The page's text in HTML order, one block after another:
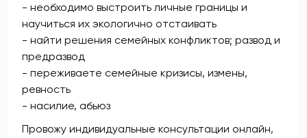
- необходимо выстроить личные границы и
научиться их экологично отстаивать
- найти решения семейных конфликтов; развод и
предразвод
- переживаете семейные кризисы, измены,
ревность
- насилие, абьюз
Провожу индивидуальные консультации онлайн,